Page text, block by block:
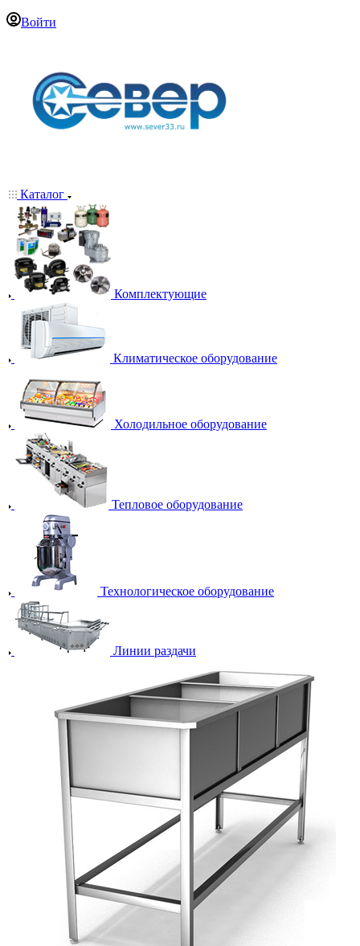
Войти
Каталог
Комплектующие
Климатическое оборудование
Холодильное оборудование
Тепловое оборудование
Технологическое оборудование
Линии раздачи